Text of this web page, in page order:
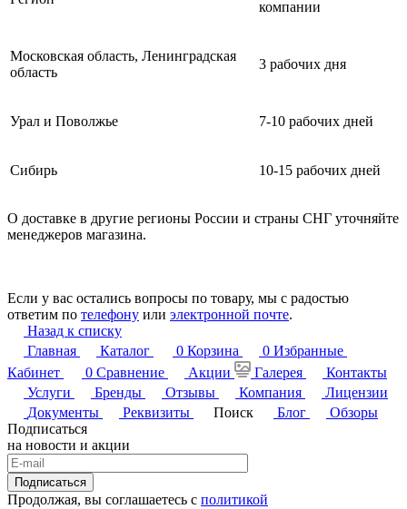
компании
Московская область, Ленинградская
область
3 рабочих дня
Урал и Поволжье 7-10 рабочих дней
Сибирь 10-15 рабочих дней
О доставке в другие регионы России и страны СНГ уточняйте
менеджеров магазина.
Если у вас остались вопросы по товару, мы с радостью
ответим по телефону или электронной почте.
Назад к списку
Главная
Каталог 0 Корзина 0 Избранные
Кабинет
0 Сравнение Акции Галерея
Контакты
Услуги
Бренды Отзывы Компания
Лицензии
Документы
Реквизиты Поиск Блог
Обзоры
Подписаться
на новости и акции
Подписаться
Продолжая, вы соглашаетесь с политикой